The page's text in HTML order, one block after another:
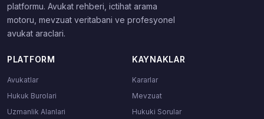
platformu. Avukat rehberi, ictihat arama
motoru, mevzuat veritabani ve profesyonel
avukat araclari.
PLATFORM
Avukatlar
Hukuk Burolari
Uzmanlik Alanlari
KAYNAKLAR
Kararlar
Mevzuat
Hukuki Sorular